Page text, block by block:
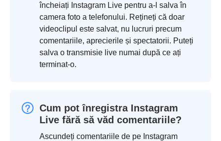
încheiați Instagram Live pentru a-l salva în
camera foto a telefonului. Rețineți că doar
videoclipul este salvat, nu lucruri precum
comentariile, aprecierile și spectatorii. Puteți
salva o transmisie live numai după ce ați
terminat-o.
Cum pot înregistra Instagram
Live fără să văd comentariile?
Ascundeți comentariile de pe Instagram